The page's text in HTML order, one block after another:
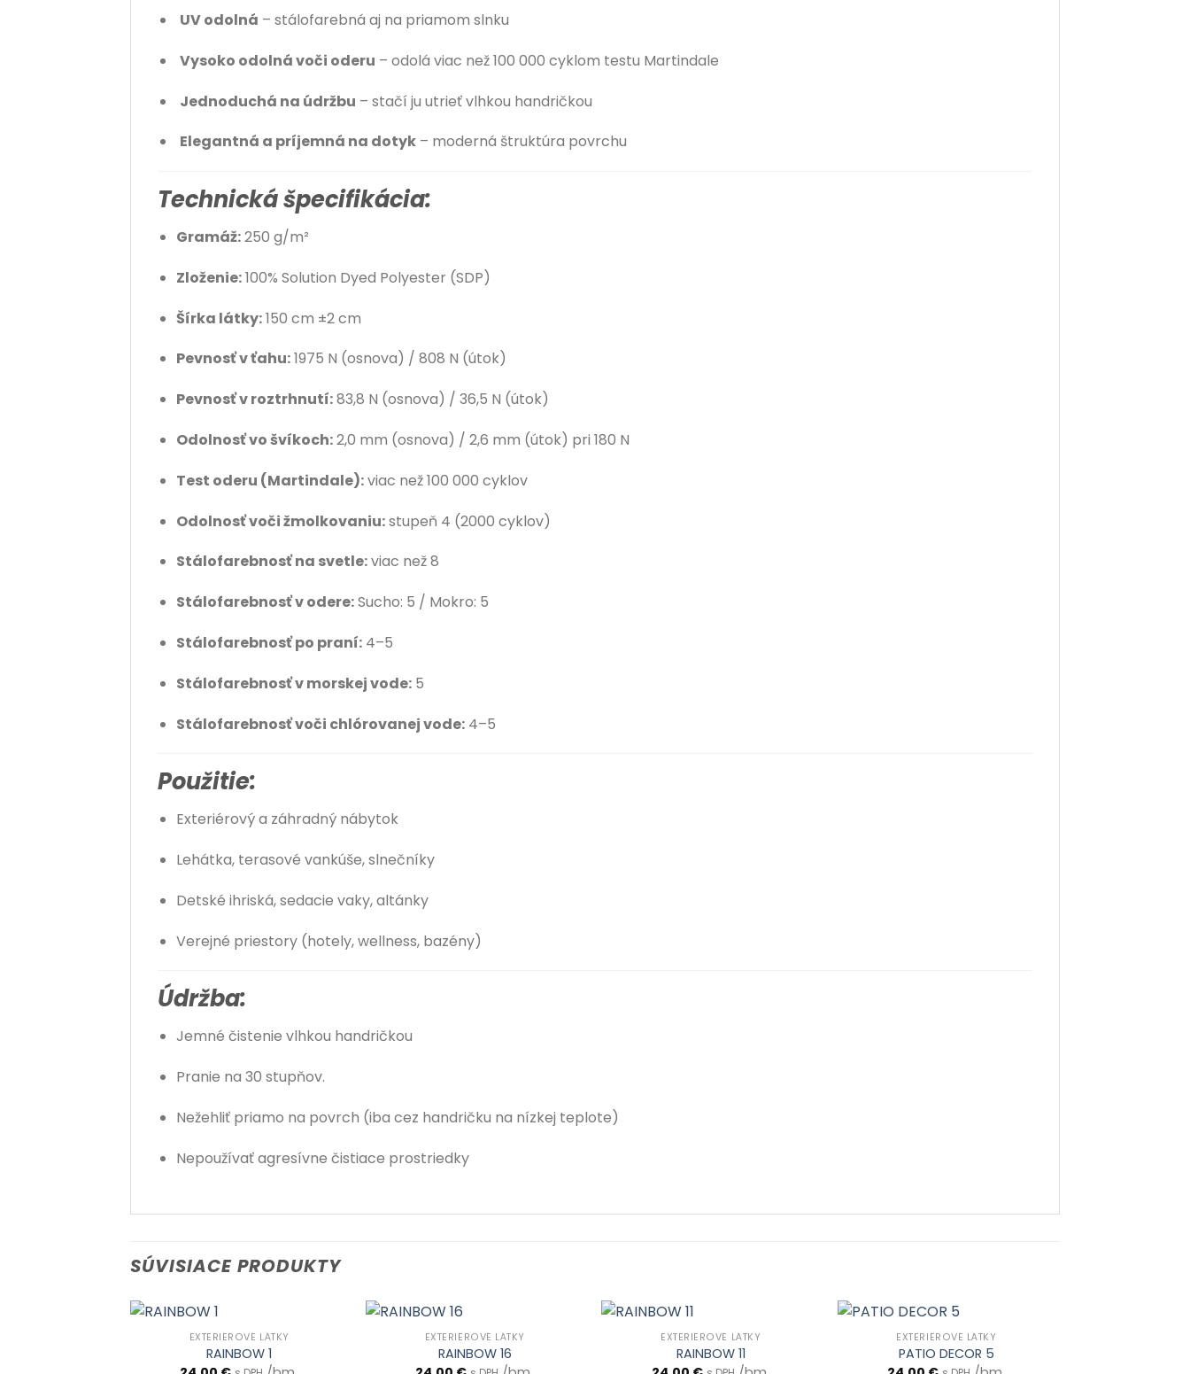
UV odolná – stálofarebná aj na priamom slnku
Vysoko odolná voči oderu – odolá viac než 100 000 cyklom testu Martindale
Jednoduchá na údržbu – stačí ju utrieť vlhkou handričkou
Elegantná a príjemná na dotyk– moderná štruktúra povrchu
Technická špecifikácia:
Gramáž:250 g/m²
Zloženie:100% Solution Dyed Polyester (SDP)
Šírka látky:150 cm ±2 cm
Pevnosť v ťahu:1975 N (osnova) / 808 N (útok)
Pevnosť v roztrhnutí:83,8 N (osnova) / 36,5 N (útok)
Odolnosť vo švíkoch:2,0 mm (osnova) / 2,6 mm (útok) pri 180 N
Test oderu (Martindale):viac než 100 000 cyklov
Odolnosť voči žmolkovaniu:stupeň 4 (2000 cyklov)
Stálofarebnosť na svetle:viac než 8
Stálofarebnosť v odere:Sucho: 5 / Mokro: 5
Stálofarebnosť po praní:4–5
Stálofarebnosť v morskej vode:5
Stálofarebnosť voči chlórovanej vode:4–5
Použitie:
Exteriérový a záhradný nábytok
Lehátka, terasové vankúše, slnečníky
Detské ihriská, sedacie vaky, altánky
Verejné priestory (hotely, wellness, bazény)
Údržba:
Jemné čistenie vlhkou handričkou
Pranie na 30 stupňov.
Nežehliť priamo na povrch (iba cez handričku na nízkej teplote)
Nepoužívať agresívne čistiace prostriedky
SÚVISIACE PRODUKTY
EXTERIÉROVÉ LÁTKY
RAINBOW 1
EXTERIÉROVÉ LÁTKY
RAINBOW 16
EXTERIÉROVÉ LÁTKY
RAINBOW 11
EXTERIÉROVÉ LÁTKY
PATIO DECOR 5